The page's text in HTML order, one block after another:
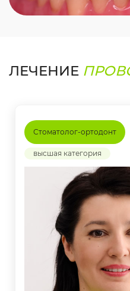
ЛЕЧЕНИЕ
Стоматолог-ортодонт
высшая категория